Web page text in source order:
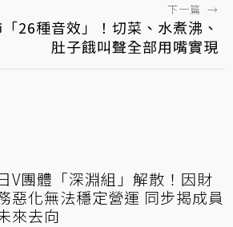
下一篇 →
26種音效」！切菜、水煮沸、
肚子餓叫聲全部用嘴實現
V團體「深淵組」解散！因財
惡化無法穩定營運 同步揭成員
來去向